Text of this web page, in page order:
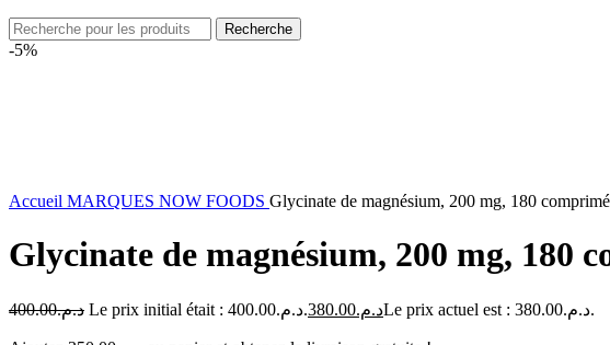
Recherche
-5%
Accueil MARQUES NOW FOODS Glycinate de magnésium, 200 mg, 180
Glycinate de magnésium, 200 mg, 180
د.م.400.00 Le prix initial était : د.م.400.00. د.م.380.00 Le prix actuel est : د.م.380.00.